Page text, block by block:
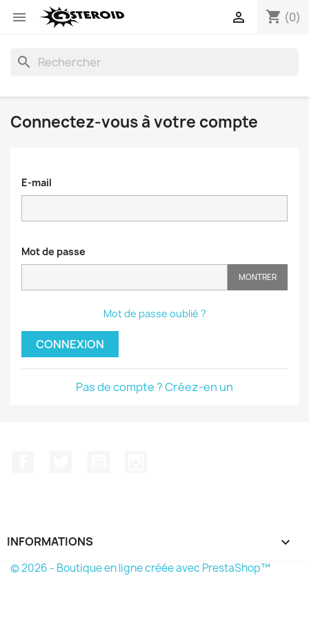
 shopping_cart (0)

search
Connectez-vous à votre compte
E-mail
Mot de passe
MONTRER
Mot de passe oublié ?
CONNEXION
Pas de compte ? Créez-en un
INFORMATIONS 
© 2026 - Boutique en ligne créée avec PrestaShop™